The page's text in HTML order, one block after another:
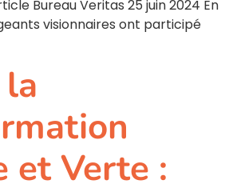
Bureau Veritas 25 juin 2024 En
visionnaires ont participé
et Verte :